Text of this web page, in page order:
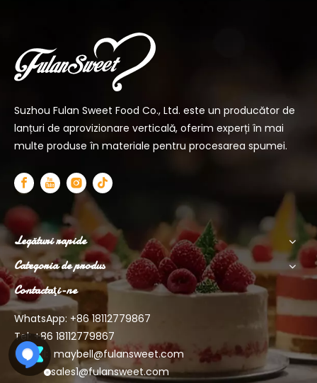
Suzhou Fulan Sweet Food Co., Ltd. este un producător de
lanțuri de aprovizionare verticală, oferim experți în mai
multe produse în materiale pentru procesarea spumei.
Legături rapide
Categoria de produs
Contactaţi-ne
WhatsApp: +8618112779867
Tel: +86 18112779867
E-mail: maybell@fulansweet.com
sales1@fulansweet.com